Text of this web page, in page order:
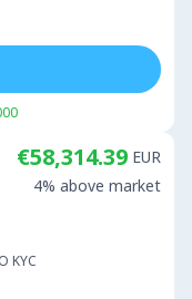
KYC
€58,314.39 EUR
4% above market